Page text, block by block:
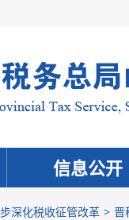
信息公开
深化税收征管改革 晋